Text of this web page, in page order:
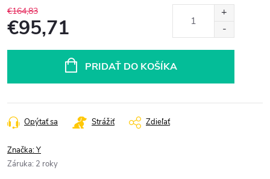
€164,83
€95,71
PRIDAŤ DO KOŠÍKA
Opýtať sa Strážiť Zdieľať
Značka:Y
Záruka: 2 roky